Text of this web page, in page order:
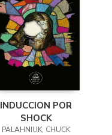
INDUCCION POR
SHOCK
PALAHNIUK, CHUCK